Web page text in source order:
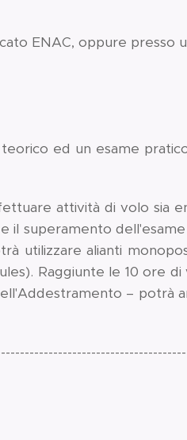
ENAC, oppure presso
ed un esame
attività di volo sia
il superamento
utilizzare alianti
Raggiunte le 10 ore di
– potrà